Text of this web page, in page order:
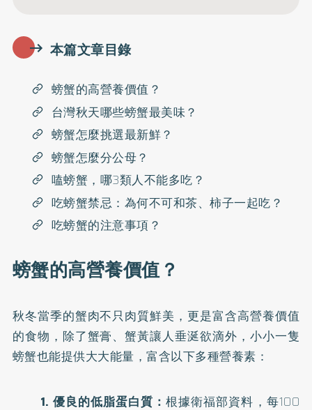
本篇文章目錄
螃蟹的高營養價值？
台灣秋天哪些螃蟹最美味？
螃蟹怎麼挑選最新鮮？
螃蟹怎麼分公母？
嗑螃蟹，哪3類人不能多吃？
吃螃蟹禁忌：為何不可和茶、柿子一起吃？
吃螃蟹的注意事項？
螃蟹的高營養價值？
秋冬當季的蟹肉不只肉質鮮美，更是富含高營養價值
的食物，除了蟹膏、蟹黃讓人垂涎欲滴外，小小一隻
螃蟹也能提供大大能量，富含以下多種營養素：
1. 優良的低脂蛋白質：根據衛福部資料，每100